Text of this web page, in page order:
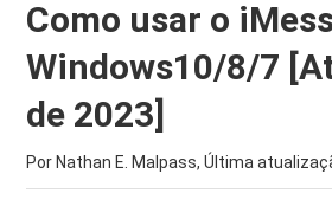
Como usar o
Windows10/8/7
de 2023]
Por Nathan E. Malpass, Última